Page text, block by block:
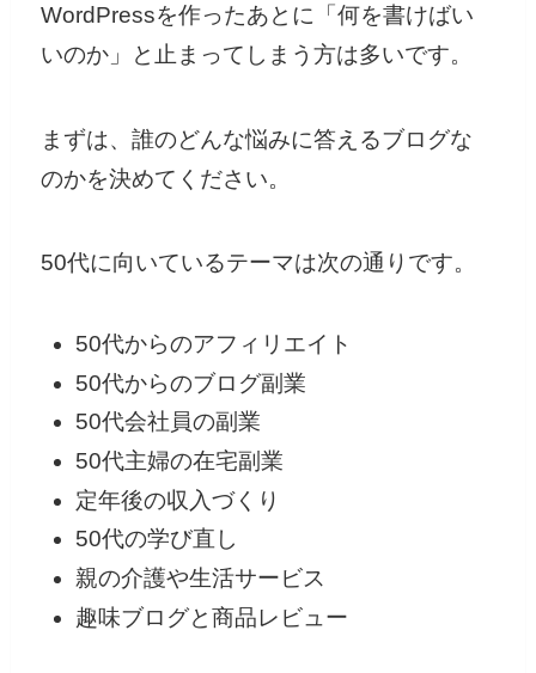
WordPressを作ったあとに「何を書けばい
いのか」と止まってしまう方は多いです。
まずは、誰のどんな悩みに答えるブログな
のかを決めてください。
50代に向いているテーマは次の通りです。
50代からのアフィリエイト
50代からのブログ副業
50代会社員の副業
50代主婦の在宅副業
定年後の収入づくり
50代の学び直し
親の介護や生活サービス
趣味ブログと商品レビュー